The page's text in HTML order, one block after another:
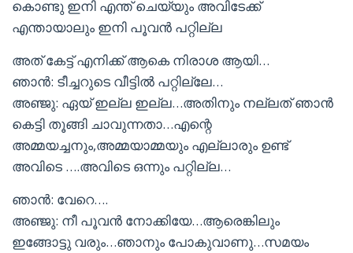
കൊണ്ടു ഇനി എന്ത് ചെയ്യും അവിടേക്ക്
എന്തായാലും ഇനി പൂവൻ പറ്റില്ല
അത് കേട്ട് എനിക്ക് ആകെ നിരാശ ആയി…
ഞാൻ: ടീച്ചറുടെ വീട്ടിൽ പറ്റില്ലേ…
അഞ്ജു: ഏയ് ഇല്ല ഇല്ല…അതിനും നല്ലത് ഞാൻ
കെട്ടി തൂങ്ങി ചാവുന്നതാ…എന്റെ
അമ്മയച്ചനും,അമ്മയാമ്മയും എല്ലാരും ഉണ്ട്
അവിടെ ….അവിടെ ഒന്നും പറ്റില്ല…
ഞാൻ: വേറെ….
അഞ്ജു: നീ പൂവൻ നോക്കിയേ…ആരെങ്കിലും
ഇങ്ങോട്ടു വരും…ഞാനും പോകുവാണു…സമയം